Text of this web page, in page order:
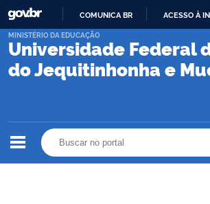
PARA
CONTEÚDO
COMUNICA BR ACESSO À
Universidade Federal
do Jequitinhonha e
MINISTÉRIO DA EDUCAÇÃO